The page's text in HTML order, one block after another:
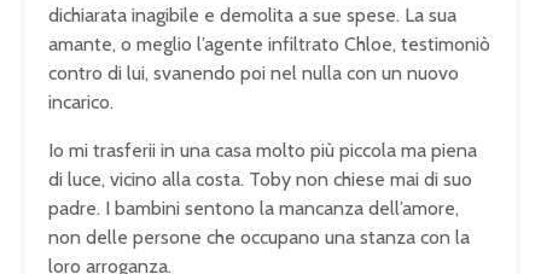
dichiarata inagibile e demolita a sue spese. La sua
amante, o meglio l’agente infiltrato Chloe, testimoniò
contro di lui, svanendo poi nel nulla con un nuovo
incarico.
Io mi trasferii in una casa molto più piccola ma piena
di luce, vicino alla costa. Toby non chiese mai di suo
padre. I bambini sentono la mancanza dell’amore,
non delle persone che occupano una stanza con la
loro arroganza.